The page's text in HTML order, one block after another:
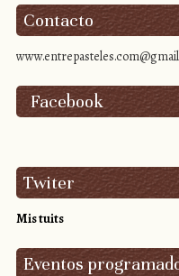
Contacto
Facebook
Twiter
Mis tuits
Eventos